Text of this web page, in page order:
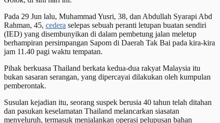
Pada 29 Jun lalu, Muhammad Yusri, 38, dan Abdullah Syarapi Abd
Rahman, 45, cedera selepas sebuah peranti letupan buatan sendiri
(IED) yang disembunyikan di dalam pembetung jalan meletup
berhampiran persimpangan Sapom di Daerah Tak Bai pada kira-kira
jam 11.40 pagi waktu tempatan.
Pihak berkuasa Thailand berkata kedua-dua rakyat Malaysia itu
bukan sasaran serangan, yang dipercayai dilakukan oleh kumpulan
pemberontak.
Susulan kejadian itu, seorang suspek berusia 40 tahun telah ditahan
dan pasukan keselamatan Thailand melancarkan siasatan
menyeluruh, termasuk menjalankan operasi pelupusan bahan